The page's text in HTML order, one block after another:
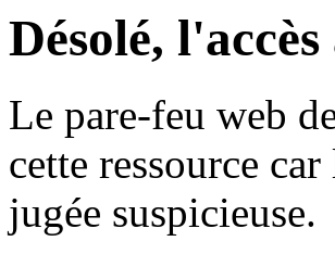
Désolé,
Le pare-feu web
cette ressource
jugée suspicieuse.